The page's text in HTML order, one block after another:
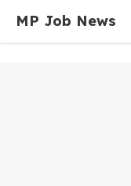
content
MP Job News